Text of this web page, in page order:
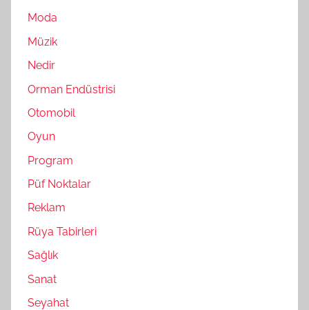
Moda
Müzik
Nedir
Orman Endüstrisi
Otomobil
Oyun
Program
Püf Noktalar
Reklam
Rüya Tabirleri
Sağlık
Sanat
Seyahat